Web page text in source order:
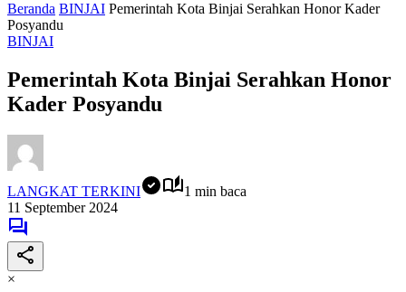
Beranda BINJAI Pemerintah Kota Binjai Serahkan Honor Kader
Posyandu
BINJAI
Pemerintah Kota Binjai Serahkan Honor
Kader Posyandu
LANGKAT TERKINI
1 min baca
11 September 2024
×